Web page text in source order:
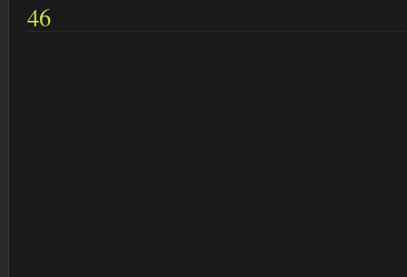
46